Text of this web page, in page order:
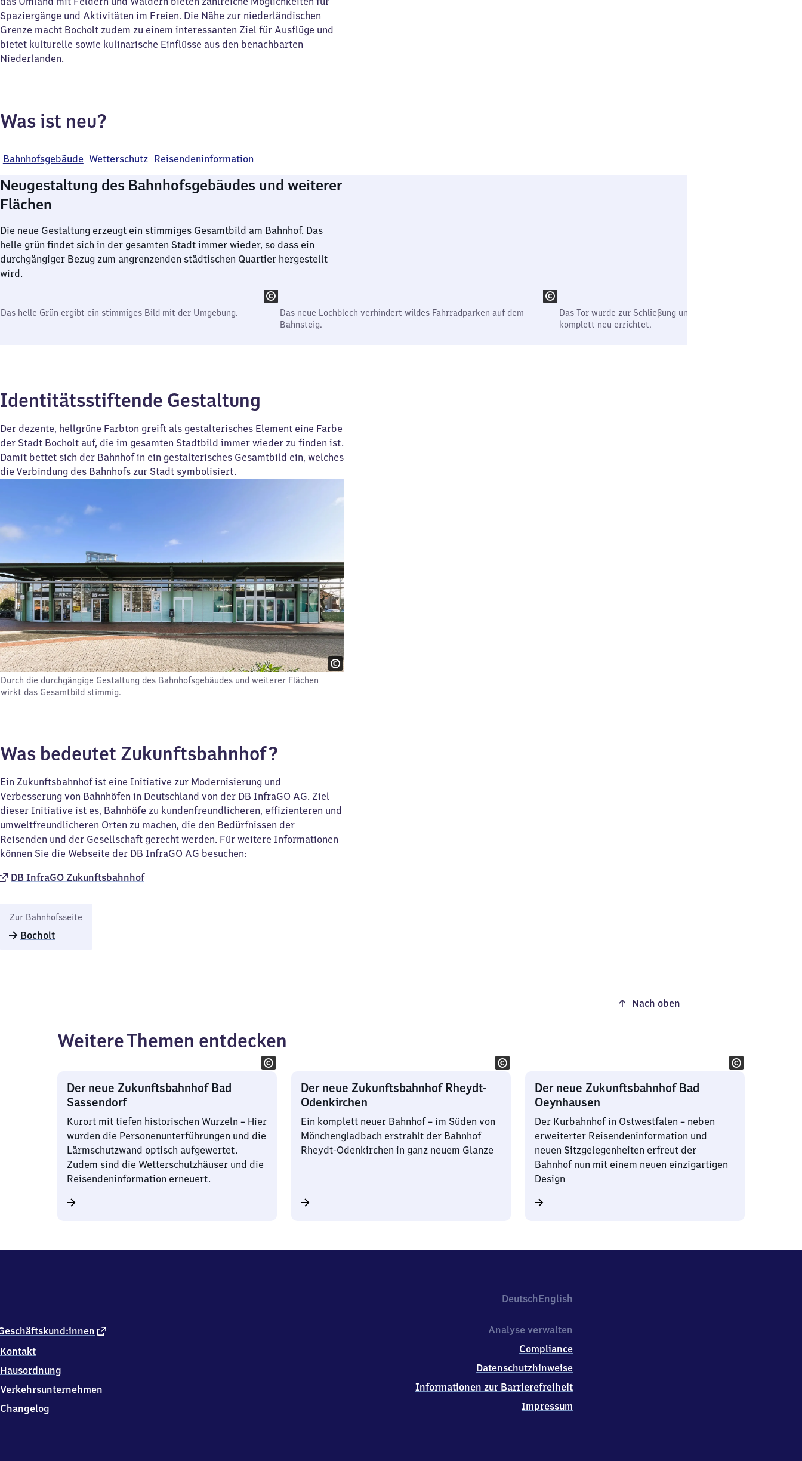
Spaziergänge und Aktivitäten im Freien. Die Nähe zur niederländischen
Grenze macht Bocholt zudem zu einem interessanten Ziel für Ausflüge und
bietet kulturelle sowie kulinarische Einflüsse aus den benachbarten
Niederlanden.
Was ist neu?
Bahnhofsgebäude Wetterschutz Reisendeninformation
Neugestaltung des Bahnhofsgebäudes und weiterer
Flächen
Die neue Gestaltung erzeugt ein stimmiges Gesamtbild am Bahnhof. Das
helle grün findet sich in der gesamten Stadt immer wieder, so dass ein
durchgängiger Bezug zum angrenzenden städtischen Quartier hergestellt
wird.
Das helle Grün ergibt ein stimmiges Bild mit der Umgebung.
Das neue Lochblech verhindert wildes Fahrradparken auf dem
Bahnsteig.
Das Tor wurde zur Schließung und Vereinheitlichung der
komplett neu errichtet.
Identitätsstiftende Gestaltung
Der dezente, hellgrüne Farbton greift als gestalterisches Element eine Farbe
der Stadt Bocholt auf, die im gesamten Stadtbild immer wieder zu finden ist.
Damit bettet sich der Bahnhof in ein gestalterisches Gesamtbild ein, welches
die Verbindung des Bahnhofs zur Stadt symbolisiert.
Durch die durchgängige Gestaltung des Bahnhofsgebäudes und weiterer Flächen
wirkt das Gesamtbild stimmig.
Was bedeutet Zukunftsbahnhof?
Ein Zukunftsbahnhof ist eine Initiative zur Modernisierung und
Verbesserung von Bahnhöfen in Deutschland von der DB InfraGO AG. Ziel
dieser Initiative ist es, Bahnhöfe zu kundenfreundlicheren, effizienteren und
umweltfreundlicheren Orten zu machen, die den Bedürfnissen der
Reisenden und der Gesellschaft gerecht werden. Für weitere Informationen
können Sie die Webseite der DB InfraGO AG besuchen:
DB InfraGO Zukunftsbahnhof​
Zur Bahnhofsseite
Bocholt
Nach oben
Weitere Themen entdecken
Der neue Zukunftsbahnhof Bad
Sassendorf
Kurort mit tiefen historischen Wurzeln – Hier
wurden die Personenunterführungen und die
Lärmschutzwand optisch aufgewertet.
Zudem sind die Wetterschutzhäuser und die
Reisendeninformation erneuert.
Der neue Zukunftsbahnhof Rheydt-
Odenkirchen
Ein komplett neuer Bahnhof – im Süden von
Mönchengladbach erstrahlt der Bahnhof
Rheydt-Odenkirchen in ganz neuem Glanze
Der neue Zukunftsbahnhof Bad
Oeynhausen
Der Kurbahnhof in Ostwestfalen – neben
erweiterter Reisendeninformation und
neuen Sitzgelegenheiten erfreut der
Bahnhof nun mit einem neuen einzigartigen
Design
DeutschEnglish
externer
Kontakt
Hausordnung
Verkehrsunternehmen
Changelog
Analyse verwalten
Compliance
Datenschutzhinweise
Informationen zur Barrierefreiheit
Impressum